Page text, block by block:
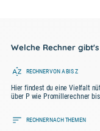
Welche Rechner
RECHNER VON A BIS Z
Hier findest du eine Vielfalt
über P wie Promillerechner
RECHNER NACH THEMEN